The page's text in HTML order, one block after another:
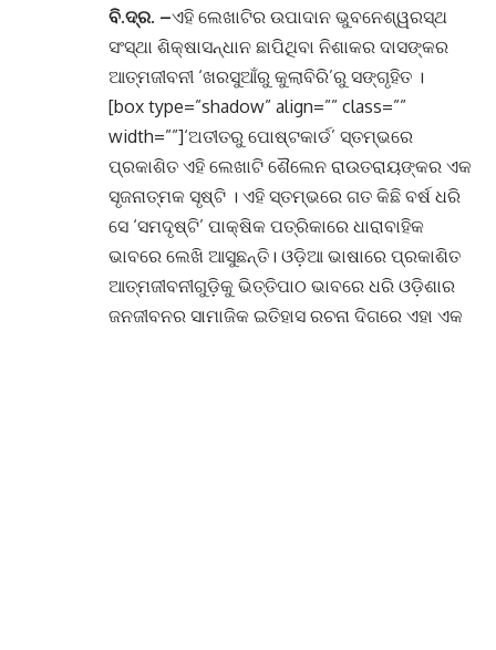
ବି.ଦ୍ର. –ଏହି ଲେଖାଟିର ଉପାଦାନ ଭୁବନେଶ୍ୱରସ୍ଥ
ସଂସ୍ଥା ଶିକ୍ଷାସନ୍ଧାନ ଛାପିଥିବା ନିଶାକର ଦାସଙ୍କର
ଆତ୍ମଜୀବନୀ ‘ଖରସୁଆଁରୁ କୁଲାବିରି’ରୁ ସଙ୍ଗୃହିତ ।
[box type=”shadow” align=”” class=””
width=””]‘ଅତୀତରୁ ପୋଷ୍ଟକାର୍ଡ’ ସ୍ତମ୍ଭରେ
ପ୍ରକାଶିତ ଏହି ଲେଖାଟି ଶୈଲେନ ରାଉତରାୟଙ୍କର ଏକ
ସୃଜନାତ୍ମକ ସୃଷ୍ଟି । ଏହି ସ୍ତମ୍ଭରେ ଗତ କିଛି ବର୍ଷ ଧରି
ସେ ‘ସମଦୃଷ୍ଟି’ ପାକ୍ଷିକ ପତ୍ରିକାରେ ଧାରାବାହିକ
ଭାବରେ ଲେଖି ଆସୁଛନ୍ତି। ଓଡ଼ିଆ ଭାଷାରେ ପ୍ରକାଶିତ
ଆତ୍ମଜୀବନୀଗୁଡ଼ିକୁ ଭିତ୍ତିପାଠ ଭାବରେ ଧରି ଓଡ଼ିଶାର
ଜନଜୀବନର ସାମାଜିକ ଇତିହାସ ରଚନା ଦିଗରେ ଏହା ଏକ